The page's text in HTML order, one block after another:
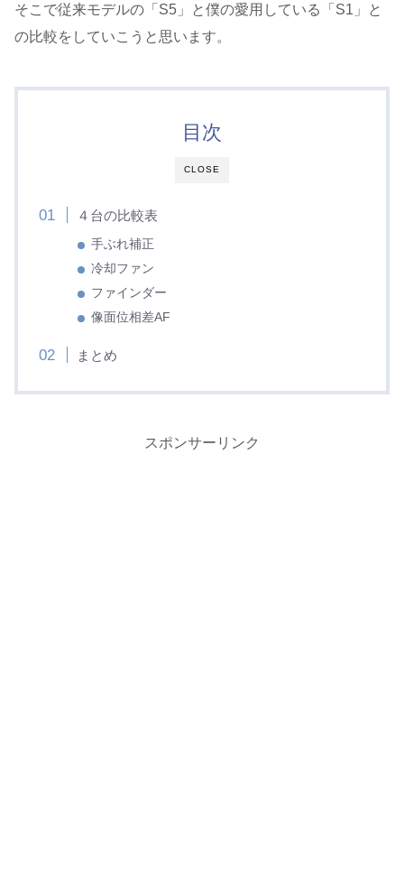
そこで従来モデルの「S5」と僕の愛用している「S1」と
の比較をしていこうと思います。
CLOSE
目次
４台の比較表
手ぶれ補正
冷却ファン
ファインダー
像面位相差AF
まとめ
スポンサーリンク